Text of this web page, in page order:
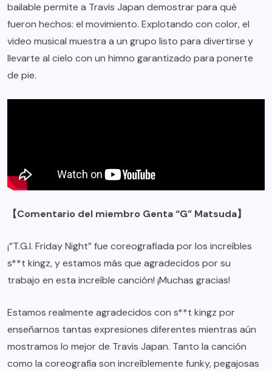
bailable permite a Travis Japan demostrar para qué
fueron hechos: el movimiento. Explotando con color, el
video musical muestra a un grupo listo para divertirse y
llevarte al cielo con un himno garantizado para ponerte
de pie.
【Comentario del miembro Genta “G” Matsuda】
¡”T.G.I. Friday Night” fue coreografiada por los increíbles
s**t kingz, y estamos más que agradecidos por su
trabajo en esta increíble canción! ¡Muchas gracias!
Estamos realmente agradecidos con s**t kingz por
enseñarnos tantas expresiones diferentes mientras aún
mostramos lo mejor de Travis Japan. Tanto la canción
como la coreografía son increíblemente funky, pegajosas